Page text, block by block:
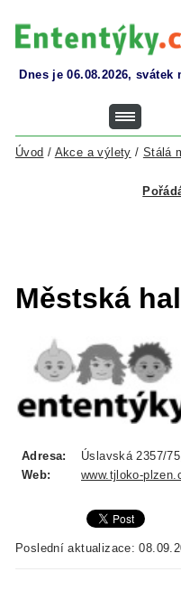
Dnes je 06.08.2026, svátek
Úvod / Akce a výlety / Stálá
Městská
Adresa:
Úslavská 2357/
Web:
www.tjloko-
Poslední aktualizace: